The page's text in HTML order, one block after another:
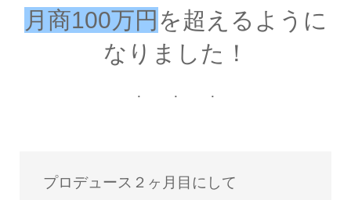
月商100万円 を超えるように
なりました！
プロデュース２ヶ月目にして